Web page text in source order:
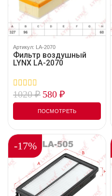
Артикул: LA-2070
Фильтр воздушный
LYNX LA-2070
0
out
5
1020₽ 580 ₽
ПОСМОТРЕТЬ
-17%